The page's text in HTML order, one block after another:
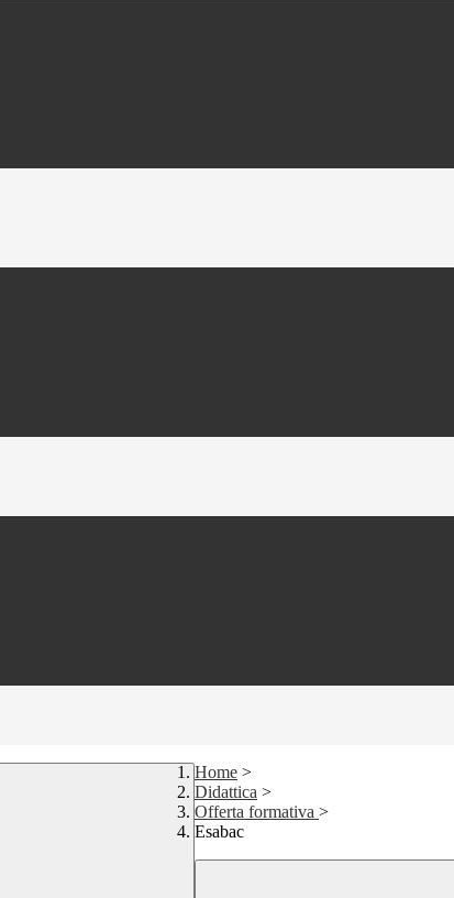
Home >
Didattica >
Offerta formativa >
Esabac